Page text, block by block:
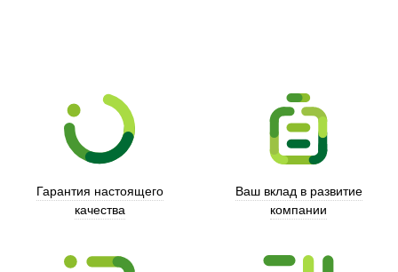
Гарантия настоящего
качества
Ваш вклад в развитие
компании